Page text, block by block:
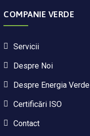
COMPANIE VERDE
Servicii
Despre Noi
Despre Energia Verde
Certificări ISO
Contact